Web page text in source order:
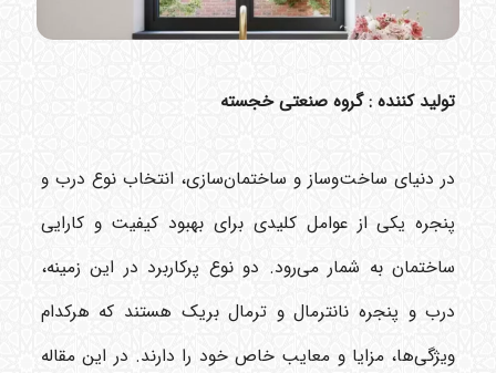
تولید کننده : گروه صنعتی خجسته
در دنیای ساخت‌وساز و ساختمان‌سازی، انتخاب نوع درب و
پنجره یکی از عوامل کلیدی برای بهبود کیفیت و کارایی
ساختمان به شمار می‌رود. دو نوع پرکاربرد در این زمینه،
درب و پنجره نانترمال و ترمال بریک هستند که هرکدام
ویژگی‌ها، مزایا و معایب خاص خود را دارند. در این مقاله